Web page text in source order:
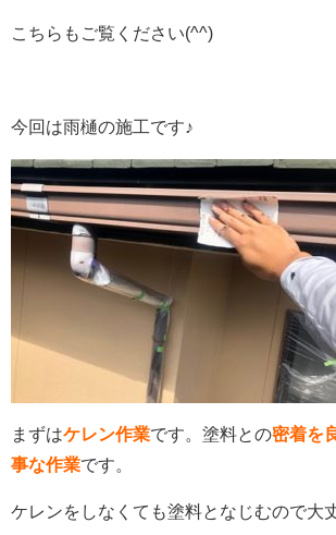
こちらもご覧ください(^^)
今回は雨樋の施工です♪
まずはケレン作業です。塗料との密着を
事な作業です。
ケレンをしなくても塗料となじむので大